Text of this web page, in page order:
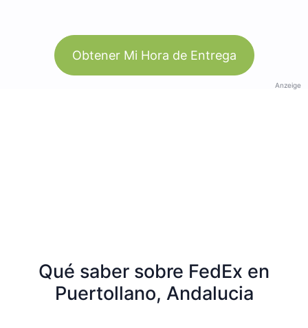
Obtener Mi Hora de Entrega
Anzeige
Qué saber sobre FedEx en
Puertollano, Andalucia